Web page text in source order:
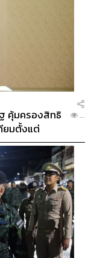
คุ้มครองสิทธิ
ยมตั้งแต่
...